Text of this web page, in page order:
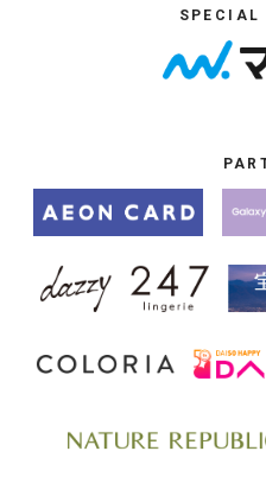
SPECIAL